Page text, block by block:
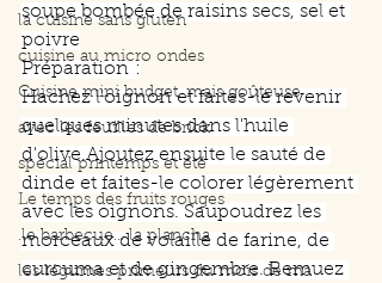
la cuisine sans gluten
cuisine au micro ondes
Cuisine mini budget, mais goûteuse
avec les feuilles de brick
spécial printemps et été
Le temps des fruits rouges
.le barbecue... la plancha
les légumes primeurs du mois de ma
soupe bombée de raisins secs, sel et
poivre
Préparation :
Hachez l'oignon et faites-le revenir
quelques minutes dans l'huile
d'olive.Ajoutez ensuite le sauté de
dinde et faites-le colorer légèrement
avec les oignons. Saupoudrez les
morceaux de volaille de farine, de
curcuma et de gingembre. Remuez